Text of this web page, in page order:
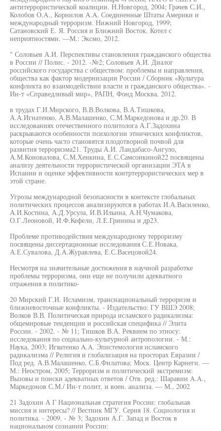
антитеррористической коалиции. Н.Новгород, 2004; Грачев С.И.,
Колобов O.A., Корнилов A.A. Соединенные Штаты Америки и
международный терроризм. Нижний Новгород, 1999;
Сатановский Е. Я. Россия и Ближний Восток. Котел с
неприятностями. —М.: Эксмо, 2012.
" Соловьев А.И. Перспективы становления гражданского общества
в России // Полис. - 2012. -№2; Соловьев А.И. Диалог
российского государства с обществом: проблемы и направления,
общества как фактор модернизации России / Сборник «Культура
конфликта во взаимодействии власти и гражданского общества». -
Ин-т «Справедливый мир», РАПН, Фонд Москва, 2012.
в трудах Г.И.Мирского, В.В.Волкова, В.А.Тишкова,
А.А.Игнатенко, А.В.Малашенко, С.М.Маркедонова и др.20. В
исследованиях отечественного политолога А.Г.Задохина
раскрываются особенности психологии этнических конфликтов,
которые очень часто становятся плодотворной почвой для
развития терроризма21. Труды А.И. Ландабасо-Ангуло,
А.М.Коновалова, С.М.Хенкина, Е.С.Самсонкиной22 посвящены
анализу деятельности террористической организации ЭТА в
Испании и оценке эффективности контртеррористических мер в
этой стране.
Угрозы международной безопасности в контексте глобальных
политических процессов анализируются в работах И.А.Василенко,
А.И.Костина, А.Д.Урсула, И.В.Ильина, А.Н.Чумакова,
О.Г.Леоновой, И.Ф.Кефели, Л.Е.Гринина и др23.
Проблеме противодействия международному терроризму
посвящены диссертационные исследования С.Е.Новака,
А.Е.Сувалова, Д.А.Журавлева, Е.С.Васецовой24.
Несмотря на значительные достижения в научной разработке
проблемы терроризма, они еще не получили адекватного
отражения в политико-
20 Мирский Г.И. Исламизм, транснациональный терроризм и
ближневосточные конфликты. - Издательство: ГУ ВШЭ 2008;
Волков В.В. Политическая природа исламского радикализма:
общемировые тенденции и российская специфика // Элита
России. - 2002. - № 11; Тишков В.А. Реквием по этносу:
исследования по социально-культурной антропологии. - М.:
Наука, 2003; Игяатенко A.A. Эпистемология исламского
радикализма // Религия и глобализация на просторах Евразии /
Под ред. А.В.Малашенко, С.Б.Филатова; Моск. Центр Карнеги. —
М.: Неостром, 2005; Терроризм и политический экстремизм:
Вызовы и поиски адекватных ответов / Отв. ред.: Шаравин A.A.,
Маркедонов С.М./ Ин-т полит, и воен. анализа. — М., 2002
21 Задохин А Г Национальная стратегия России: глобальная
миссия и интересы? // Вестник МГУ. Серия 18. Социология и
политика. - 2009. - № 3; Задохин А.Г. Запад и Восток в
национальном сознании России: